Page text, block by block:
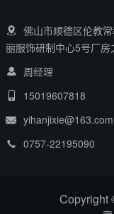
佛山市顺德区伦教
丽服饰研制中心5号厂房
周经理
15019607818
yihanjixie@163.com
0757-22195090